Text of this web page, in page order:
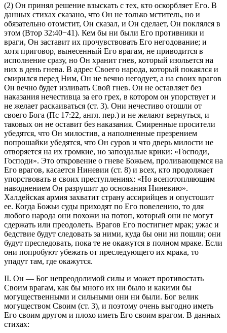
(2) Он принял решение взыскать с тех, кто оскорбляет Его. В
данных стихах сказано, что Он не только мститель, но и
обязательно отомстит, Он сказал, и Он сделает, Он поклялся в
этом (Втор 32:40−41). Кем бы ни были Его противники и
враги, Он заставит их прочувствовать Его негодование; и
хотя приговор, вынесенный Его врагам, не приводится в
исполнение сразу, но Он хранит гнев, который изольется на
них в день гнева. В адрес Своего народа, который покаялся и
смирился перед Ним, Он не вечно негодует, а на своих врагов
Он вечно будет изливать Свой гнев. Он не оставляет без
наказания нечестивца за его грех, в котором он упорствует и
не желает раскаиваться (ст. 3). Они нечестиво отошли от
своего Бога (Пс 17:22, англ. пер.) и не желают вернуться, и
таковых он не оставит без наказания. Смиренные просители
убедятся, что Он милостив, а наполненные презрением
попрошайки убедятся, что Он суров и что дверь милости не
отворяется на их громкие, но запоздалые крики: «Господи,
Господи». Это откровение о гневе Божьем, проливающемся на
Его врагов, касается Ниневии (ст. 8) и всех, кто продолжает
упорствовать в своих преступлениях: «Но всепотопляющим
наводнением Он разрушит до основания Ниневию».
Халдейская армия захватит страну ассирийцев и опустошит
ее. Когда Божьи суды приходят по Его повелению, то для
любого народа они похожи на потоп, который они не могут
сдержать или преодолеть. Врагов Его постигнет мрак; ужас и
бедствие будут следовать за ними, куда бы они ни пошли; они
будут преследовать, пока те не окажутся в полном мраке. Если
они попробуют убежать от преследующего их мрака, то
упадут там, где окажутся.
II. Он — Бог непреодолимой силы и может противостать
Своим врагам, как бы много их ни было и какими бы
могущественными и сильными они ни были. Бог велик
могуществом Своим (ст. 3), и поэтому очень выгодно иметь
Его своим другом и плохо иметь Его своим врагом. В данных
стихах: